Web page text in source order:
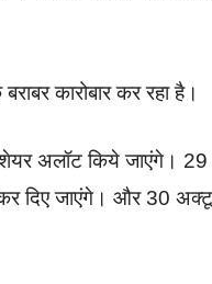
कारोबार कर रहा है।
अलॉट किये जाएंगे। 29
दिए जाएंगे। और 30